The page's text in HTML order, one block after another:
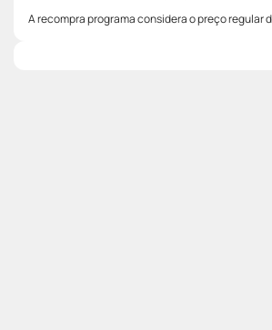
A recompra programa considera o preço regular